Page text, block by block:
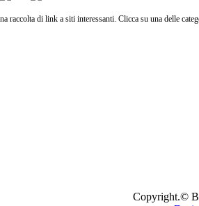
raccolta di link a siti interessanti. Clicca su una delle
Copyright.©